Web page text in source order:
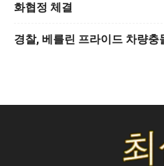
화협정 체결
경찰, 베를린 프라이드 차량충